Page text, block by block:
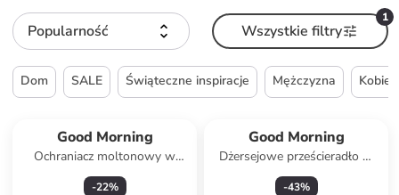
Popularność
1
Wszystkie filtry
Dom SALE Świąteczne inspiracje Mężczyzna
Good Morning
Ochraniacz moltonowy w
kolorze białym na materac
-22%
Good Morning
Dżersejowe prześcieradło w
kolorze niebieskim na gumce
-43%